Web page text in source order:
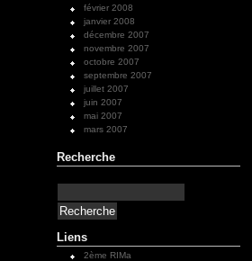
février 2008
janvier 2008
décembre 2007
novembre 2007
octobre 2007
septembre 2007
juillet 2007
juin 2007
mai 2007
mars 2007
Recherche
Liens
2ème RIMa